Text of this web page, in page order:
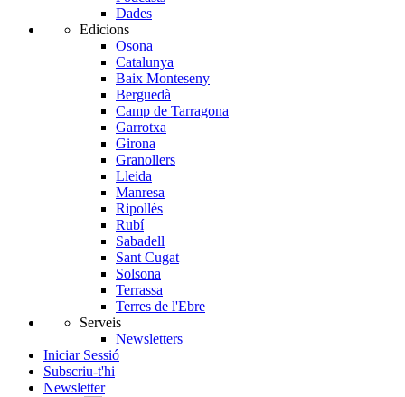
Dades
Edicions
Osona
Catalunya
Baix Monteseny
Berguedà
Camp de Tarragona
Garrotxa
Girona
Granollers
Lleida
Manresa
Ripollès
Rubí
Sabadell
Sant Cugat
Solsona
Terrassa
Terres de l'Ebre
Serveis
Newsletters
Iniciar Sessió
Subscriu-t'hi
Newsletter